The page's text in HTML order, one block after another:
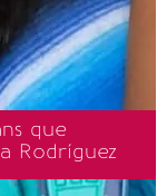
que
Rodríguez